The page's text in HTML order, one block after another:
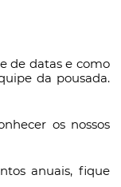
de datas e como
da pousada.
os nossos
anuais, fique